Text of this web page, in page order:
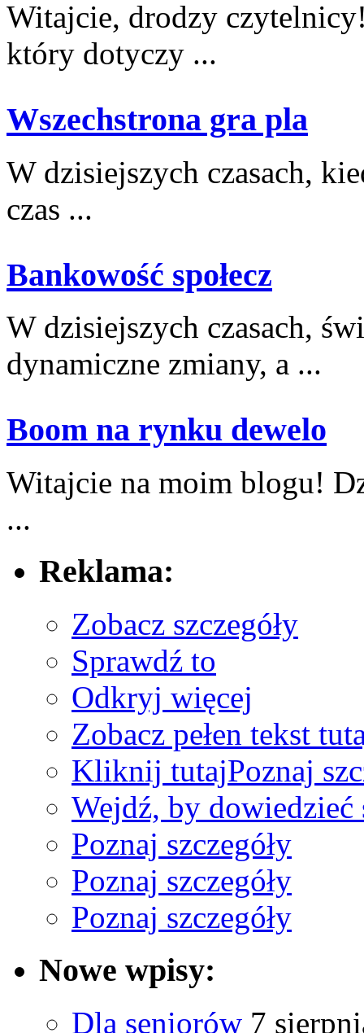
Witajcie, drodzy
‍który dotyczy ...
Wszechstrona gra pla
W dzisiejszych czasach,
czas ...
Bankowość społecz
W ⁢dzisiejszych czasach,
dynamiczne zmiany, ‌a ...
Boom na rynku dewelo
Witajcie na moim blogu!
...
Reklama:
Zobacz szczegóły
Sprawdź to
Odkryj więcej
Zobacz pełen tekst
Kliknij tutajPoznaj
Wejdź, by dowiedzieć
Poznaj szczegóły
Poznaj szczegóły
Poznaj szczegóły
Nowe wpisy:
Dla seniorów 7